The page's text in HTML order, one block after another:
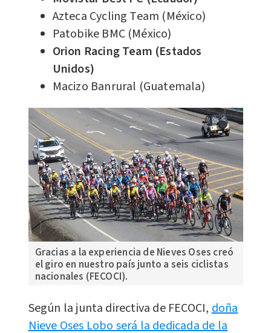
Azteca Cycling Team (México)
Patobike BMC (México)
Orion Racing Team (Estados
Unidos)
Macizo Banrural (Guatemala)
Gracias a la experiencia de Nieves Oses creó
el giro en nuestro país junto a seis ciclistas
nacionales (FECOCI).
Según la junta directiva de FECOCI,doña
Nieve Oses Lobo será la dedicada de la